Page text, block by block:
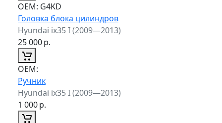
ОЕМ: G4KD
Головка блока цилиндров
Hyundai ix35 I (2009—2013)
25 000р.
ОЕМ:
Ручник
Hyundai ix35 I (2009—2013)
1 000р.